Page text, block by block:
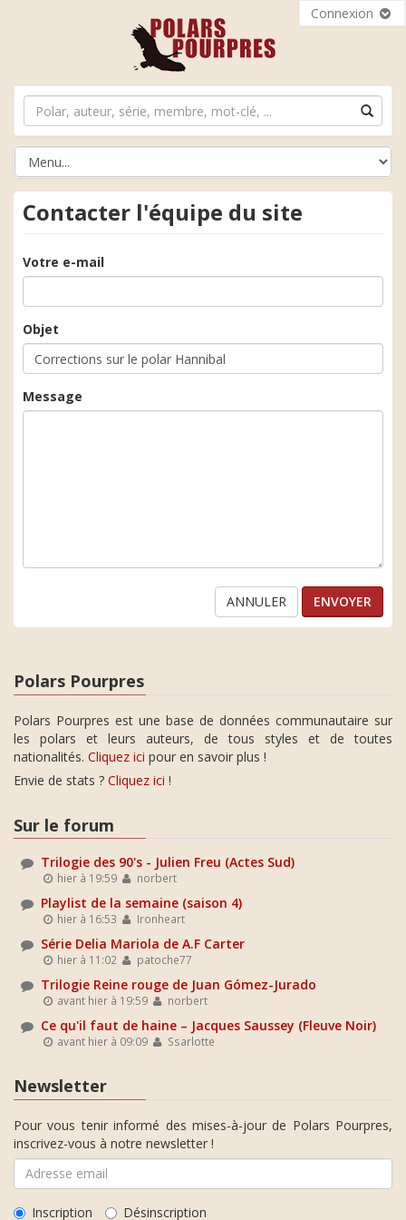
Connexion
Contacter l'équipe du site
Votre e-mail
Objet
Message
ANNULER
Polars Pourpres
Polars Pourpres est une base de données communautaire sur
les polars et leurs auteurs, de tous styles et de toutes
nationalités. Cliquez ici pour en savoir plus !
Envie de stats ? Cliquez ici !
Sur le forum
Trilogie des 90's - Julien Freu (Actes Sud)
hier à 19:59 norbert
Playlist de la semaine (saison 4)
hier à 16:53 Ironheart
Série Delia Mariola de A.F Carter
hier à 11:02 patoche77
Trilogie Reine rouge de Juan Gómez-Jurado
avant hier à 19:59 norbert
Ce qu'il faut de haine – Jacques Saussey (Fleuve Noir)
avant hier à 09:09 Ssarlotte
Newsletter
Pour vous tenir informé des mises-à-jour de Polars Pourpres,
inscrivez-vous à notre newsletter !
Inscription Désinscription